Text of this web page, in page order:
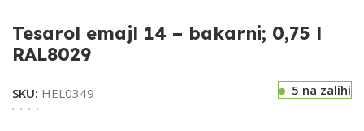
Tesarol emajl 14 – bakarni; 0,75 l
RAL8029
SKU: HEL0349 5 na zalihi